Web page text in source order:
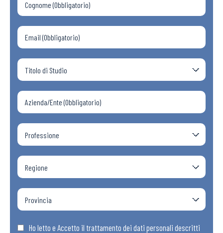
Ho letto e Accetto il trattamento dei dati personali descritti